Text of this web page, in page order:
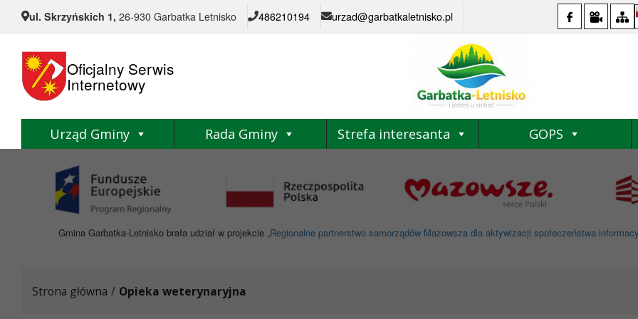
ul. Skrzyńskich 1, 26-930 Garbatka Letnisko 486210194 urzad@garbatkaletnisko.pl
Oficjalny Serwis
Internetowy
Urząd Gminy Rada Gminy Strefa interesanta GOPS
Gmina Garbatka-Letnisko brała udział w projekcie „Regionalne partnerstwo samorządów Mazowsza dla aktywizacji społeczeństwa
Strona główna / Opieka weterynaryjna